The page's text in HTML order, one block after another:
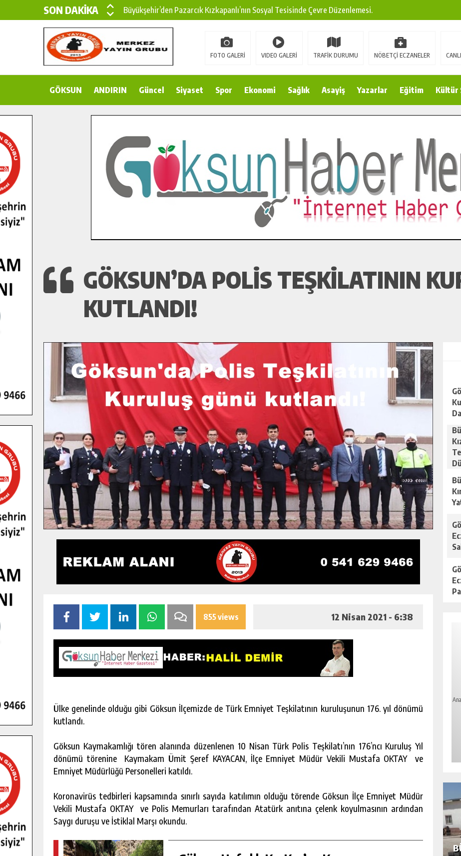
SON DAKİKA
Büyükşehir’den Pazarcık Kızkapanlı’nın Sosyal Tesisinde Çevre Düzenlemesi.
Büyükşehir’den Pazarcık Kırsalına Modern Ulaşım Yatırımı.
Çin’den KSÜ’ye Uluslararası Başarı: Edinilen Bilgi Türk Tarımına Katkı Sağlayacak.
Gençler Pusula Maraş Kampında Yeni Medya ve Fotoğrafçılığı Keşfetti.
İlçe Jandarma Komutanı Karakaya’dan Başkan Cüce’ye Veda Ziyareti.
Bertiz’in Yeni Köprüsünde Sona Doğru.
FOTO GALERİ VIDEO GALERİ TRAFİK DURUMU NÖBETÇİ ECZANELER
GÖKSUN ANDIRIN Güncel Siyaset Spor Ekonomi Sağlık Asayiş Yazarlar Eğitim Kültür
GÖKSUN’DA POLIS TEŞKILATININ
KUTLANDI!
855 views 12 Nisan 2021 - 6:38
Ülke genelinde olduğu gibi Göksun İlçemizde de Türk Emniyet Teşkilatının kuruluşunun 176. yıl dönümü
kutlandı.
Göksun Kaymakamlığı tören alanında düzenlenen 10 Nisan Türk Polis Teşkilatı’nın 176’ncı Kuruluş Yıl
dönümü törenine Kaymakam Ümit Şeref KAYACAN, İlçe Emniyet Müdür Vekili Mustafa OKTAY ve
Emniyet Müdürlüğü Personelleri katıldı.
Koronavirüs tedbirleri kapsamında sınırlı sayıda katılımın olduğu törende Göksun İlçe Emniyet Müdür
Vekili Mustafa OKTAY ve Polis Memurları tarafından Atatürk anıtına çelenk koyulmasının ardından
Saygı duruşu ve İstiklal Marşı okundu.
GENÇLER PUSULA MARAŞ KAMPINDA